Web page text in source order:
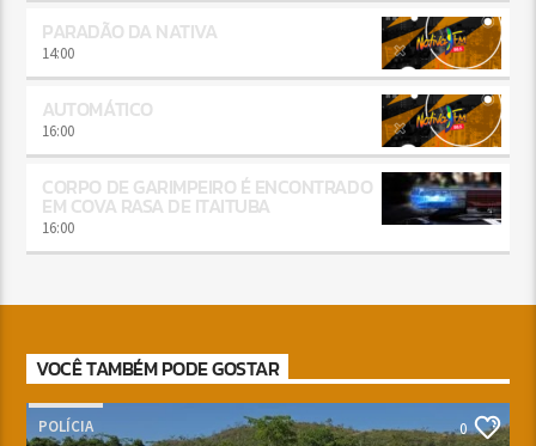
PARADÃO DA NATIVA
14:00
AUTOMÁTICO
16:00
CORPO DE GARIMPEIRO É ENCONTRADO
EM COVA RASA DE ITAITUBA
16:00
VOCÊ TAMBÉM PODE GOSTAR
POLÍCIA 0